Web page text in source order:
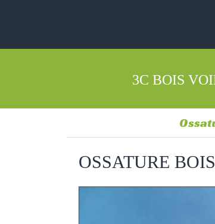
3C BOIS
OSSATURE BOIS